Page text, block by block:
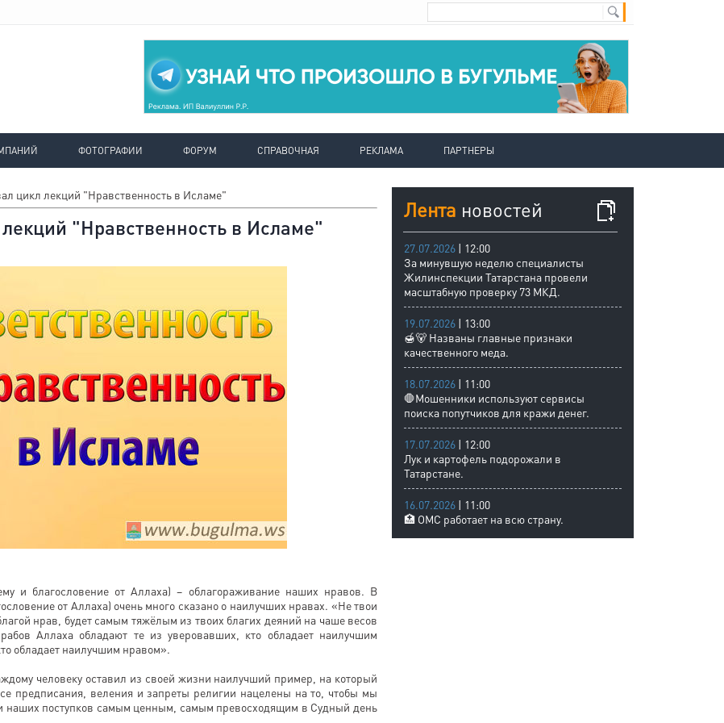
ФОТОГРАФИИ ФОРУМ СПРАВОЧНАЯ РЕКЛАМА ПАРТНЕРЫ
цикл лекций "Нравственность в Исламе"
"Нравственность в Исламе"
и благословение от Аллаха) – облагораживание наших нравов. В
от Аллаха) очень много сказано о наилучших нравах. «Не твои
нрав, будет самым тяжёлым из твоих благих деяний на чаше весов
Аллаха обладают те из уверовавших, кто обладает наилучшим
обладает наилучшим нравом».
человеку оставил из своей жизни наилучший пример, на который
предписания, веления и запреты религии нацелены на то, чтобы мы
наших поступков самым ценным, самым превосходящим в Судный день
Лента новостей
27.07.2026 | 12:00
За минувшую неделю специалисты
Жилинспекции Татарстана провели
масштабную проверку 73 МКД.
19.07.2026 | 13:00
🍯🐻 Названы главные признаки
качественного меда.
18.07.2026 | 11:00
🛑Мошенники используют сервисы
поиска попутчиков для кражи денег.
17.07.2026 | 12:00
Лук и картофель подорожали в
Татарстане.
16.07.2026 | 11:00
🏥 ОМС работает на всю страну.